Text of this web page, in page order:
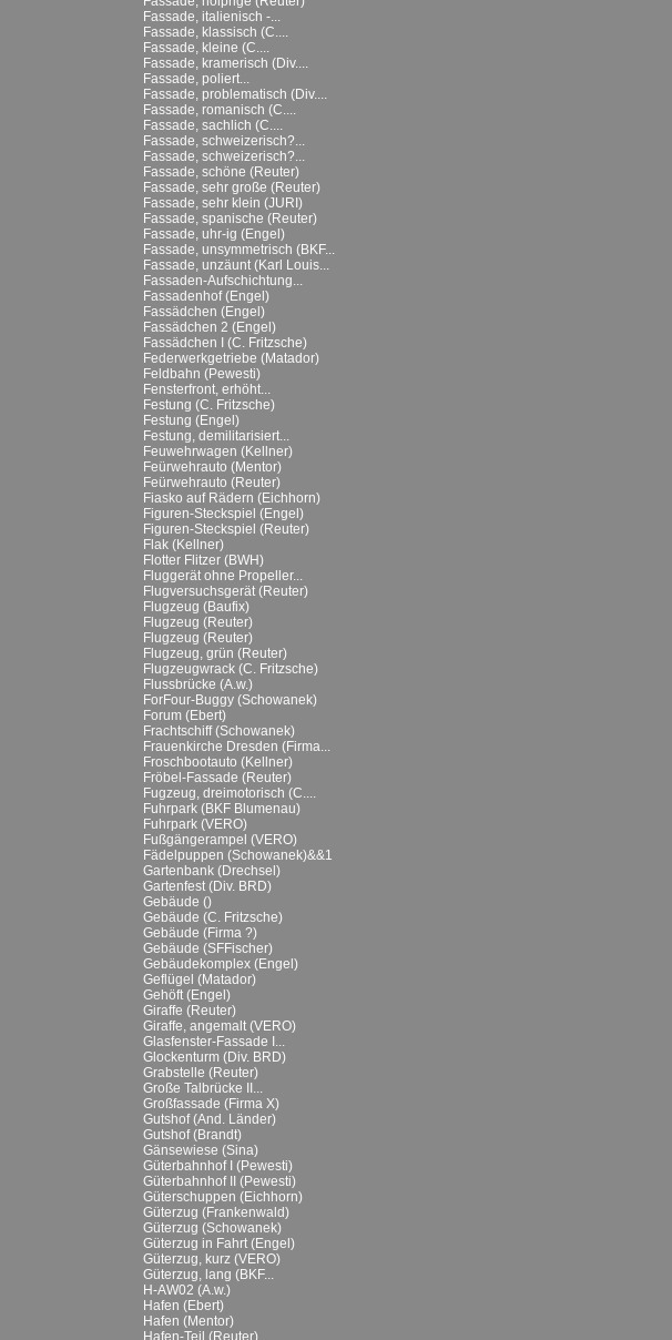
Fassade, italienisch -...
Fassade, klassisch (C....
Fassade, kleine (C....
Fassade, kramerisch (Div....
Fassade, poliert...
Fassade, problematisch (Div....
Fassade, romanisch (C....
Fassade, sachlich (C....
Fassade, schweizerisch?...
Fassade, schweizerisch?...
Fassade, schöne (Reuter)
Fassade, sehr große (Reuter)
Fassade, sehr klein (JURI)
Fassade, spanische (Reuter)
Fassade, uhr-ig (Engel)
Fassade, unsymmetrisch (BKF...
Fassade, unzäunt (Karl Louis...
Fassaden-Aufschichtung...
Fassadenhof (Engel)
Fassädchen (Engel)
Fassädchen 2 (Engel)
Fassädchen I (C. Fritzsche)
Federwerkgetriebe (Matador)
Feldbahn (Pewesti)
Fensterfront, erhöht...
Festung (C. Fritzsche)
Festung (Engel)
Festung, demilitarisiert...
Feuwehrwagen (Kellner)
Feürwehrauto (Mentor)
Feürwehrauto (Reuter)
Fiasko auf Rädern (Eichhorn)
Figuren-Steckspiel (Engel)
Figuren-Steckspiel (Reuter)
Flak (Kellner)
Flotter Flitzer (BWH)
Fluggerät ohne Propeller...
Flugversuchsgerät (Reuter)
Flugzeug (Baufix)
Flugzeug (Reuter)
Flugzeug (Reuter)
Flugzeug, grün (Reuter)
Flugzeugwrack (C. Fritzsche)
Flussbrücke (A.w.)
ForFour-Buggy (Schowanek)
Forum (Ebert)
Frachtschiff (Schowanek)
Frauenkirche Dresden (Firma...
Froschbootauto (Kellner)
Fröbel-Fassade (Reuter)
Fugzeug, dreimotorisch (C....
Fuhrpark (BKF Blumenau)
Fuhrpark (VERO)
Fußgängerampel (VERO)
Fädelpuppen (Schowanek)&&1
Gartenbank (Drechsel)
Gartenfest (Div. BRD)
Gebäude ()
Gebäude (C. Fritzsche)
Gebäude (Firma ?)
Gebäude (SFFischer)
Gebäudekomplex (Engel)
Geflügel (Matador)
Gehöft (Engel)
Giraffe (Reuter)
Giraffe, angemalt (VERO)
Glasfenster-Fassade I...
Glockenturm (Div. BRD)
Grabstelle (Reuter)
Große Talbrücke II...
Großfassade (Firma X)
Gutshof (And. Länder)
Gutshof (Brandt)
Gänsewiese (Sina)
Güterbahnhof I (Pewesti)
Güterbahnhof II (Pewesti)
Güterschuppen (Eichhorn)
Güterzug (Frankenwald)
Güterzug (Schowanek)
Güterzug in Fahrt (Engel)
Güterzug, kurz (VERO)
Güterzug, lang (BKF...
H-AW02 (A.w.)
Hafen (Ebert)
Hafen (Mentor)
Hafen-Teil (Reuter)